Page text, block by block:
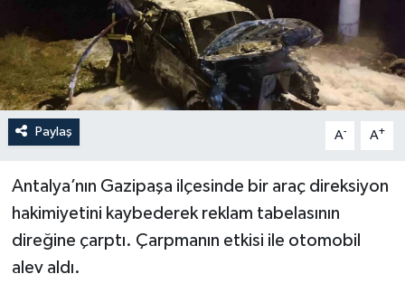
Paylaş A- A+
Antalya’nın Gazipaşa ilçesinde bir araç direksiyon
hakimiyetini kaybederek reklam tabelasının
direğine çarptı. Çarpmanın etkisi ile otomobil
alev aldı.